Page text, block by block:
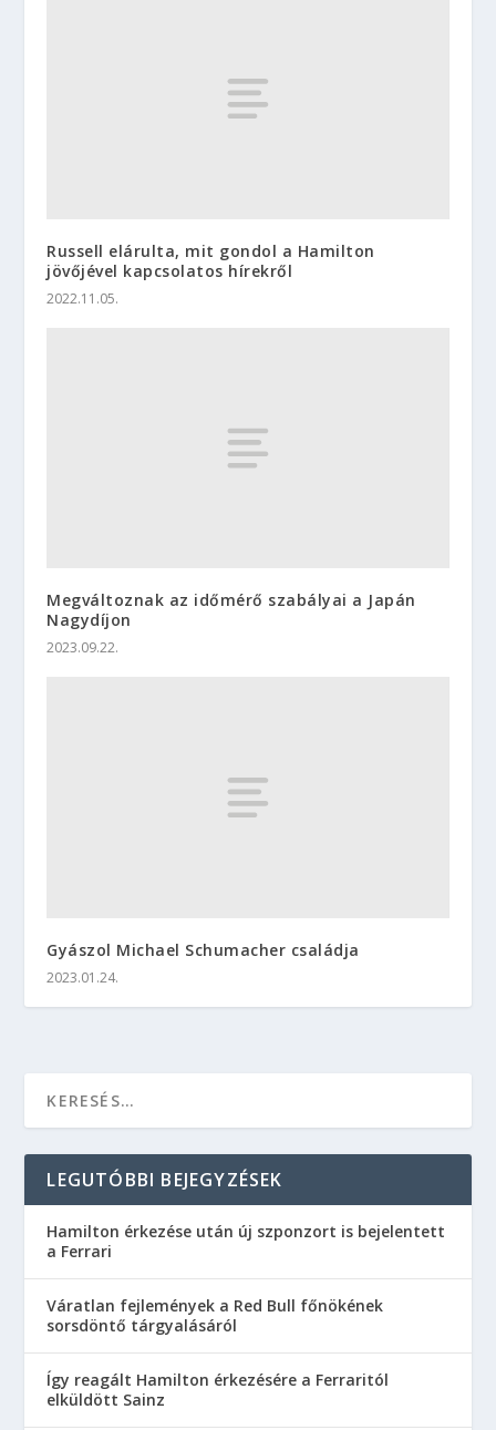
Russell elárulta, mit gondol a Hamilton
jövőjével kapcsolatos hírekről
2022.11.05.
Megváltoznak az időmérő szabályai a Japán
Nagydíjon
2023.09.22.
Gyászol Michael Schumacher családja
2023.01.24.
LEGUTÓBBI BEJEGYZÉSEK
Hamilton érkezése után új szponzort is bejelentett
a Ferrari
Váratlan fejlemények a Red Bull főnökének
sorsdöntő tárgyalásáról
Így reagált Hamilton érkezésére a Ferraritól
elküldött Sainz